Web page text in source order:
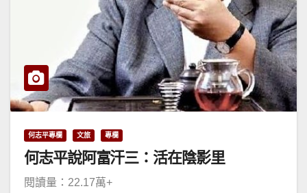
何志平專欄 文旅 專欄
何志平說阿富汗三：活在陰影里
閱讀量：22.17萬+